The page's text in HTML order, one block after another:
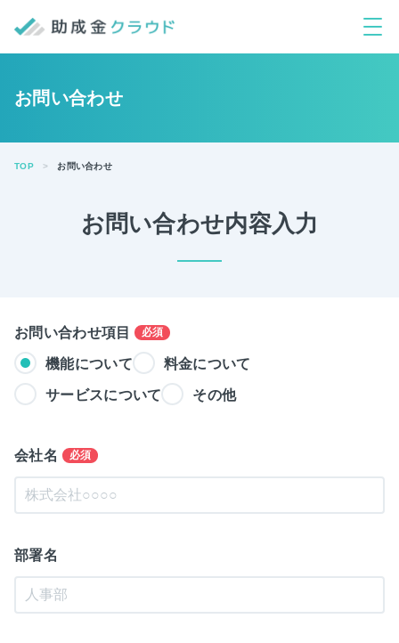
お問い合わせ
TOP お問い合わせ
お問い合わせ内容入力
お問い合わせ項目 必須
機能について 料金について
サービスについて その他
会社名 必須
部署名